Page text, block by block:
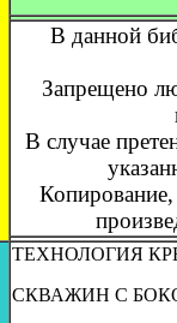
В данной
Запрещено
В случае
Копирование,
ТЕХНОЛОГИЯ
СКВАЖИН С